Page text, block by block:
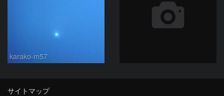
karako-m57
サイトマップ